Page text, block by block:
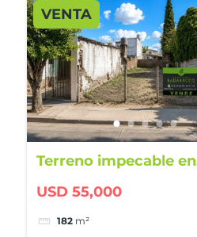
VENTA
Terreno impecable en
USD 55,000
182 m²